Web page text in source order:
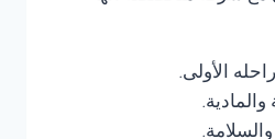
الأولى.